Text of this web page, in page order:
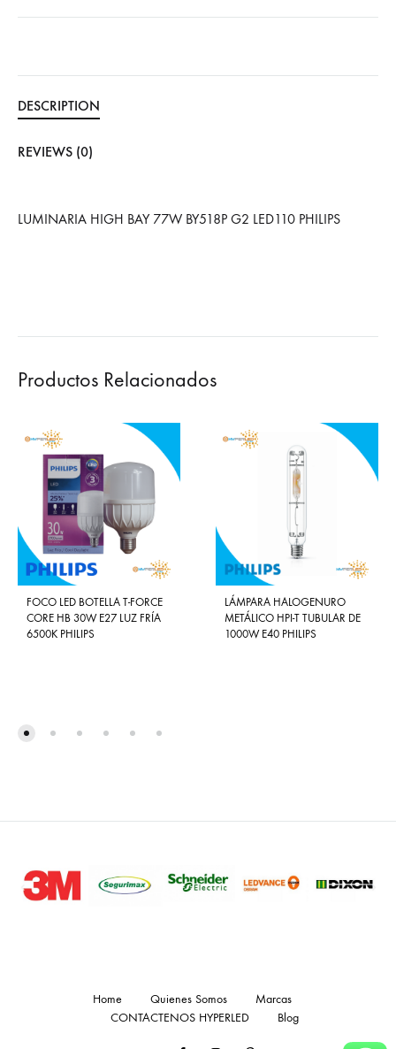
DESCRIPTION
REVIEWS (0)
LUMINARIA HIGH BAY 77W BY518P G2 LED110 PHILIPS
Productos Relacionados
FOCO LED BOTELLA T-FORCE
CORE HB 30W E27 LUZ FRÍA
6500K PHILIPS
LÁMPARA HALOGENURO
METÁLICO HPI-T TUBULAR DE
1000W E40 PHILIPS
Home Quienes Somos
Marcas
CONTACTENOS HYPERLED
Blog